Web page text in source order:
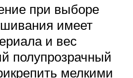
при выборе
имеет
и вес
полупрозрачный
мелкими